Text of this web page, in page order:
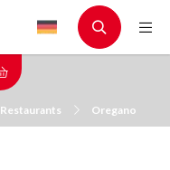
Restaurants Oregano